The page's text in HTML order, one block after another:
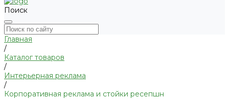
Поиск
Главная
/
Каталог товаров
/
Интерьерная реклама
/
Корпоративная реклама и стойки ресепшн